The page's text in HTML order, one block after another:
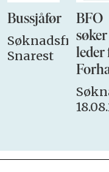
Bussjåfør
Søknadsfrist:
Snarest
BFO
søker
leder